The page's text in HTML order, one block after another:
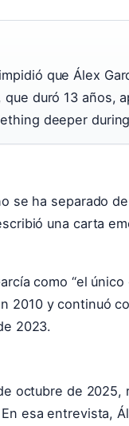
que Álex
que duró 13 años,
deeper
se ha separado
una carta
como “el
2010 y continuó
2023.
octubre de
esa entrevista,